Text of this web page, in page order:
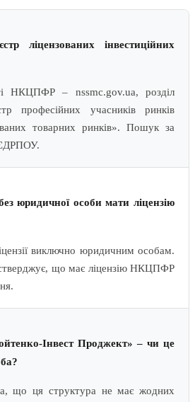
ліцензованих інвестиційних
НКЦПФР – nssmc.gov.ua, розділ
професійних учасників ринків
товарних ринків». Пошук за
ЄДРПОУ.
юридичної особи мати ліцензію
виключно юридичним особам.
що має ліцензію НКЦПФР
Інвест Проджект» – чи це
що ця структура не має жодних